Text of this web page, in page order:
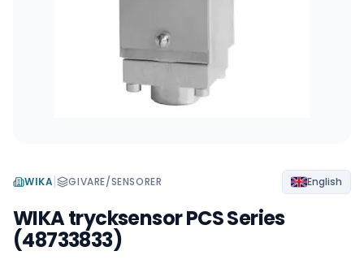
WIKA| GIVARE/SENSORER English
WIKA trycksensor PCS Series
(48733833)